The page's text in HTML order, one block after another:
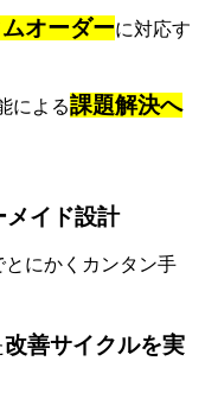
オーダーに対応す
による課題解決へ
メイド設計
とにかくカンタン手
改善サイクルを実